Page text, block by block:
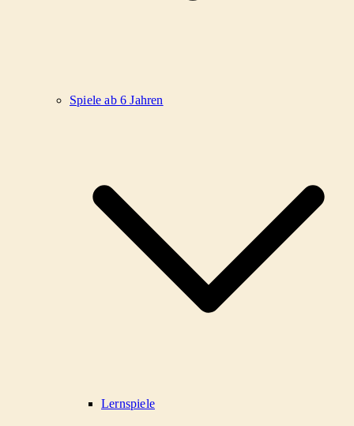
Spiele ab 6 Jahren
Lernspiele